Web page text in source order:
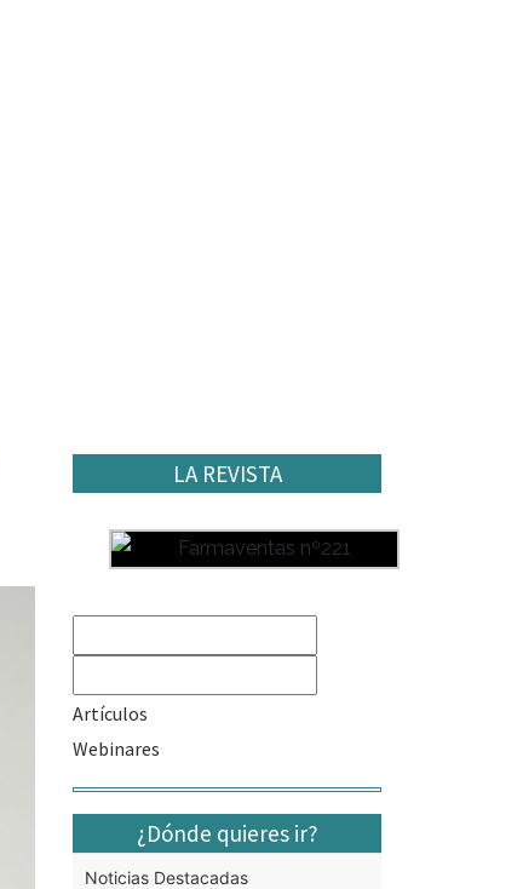
LA REVISTA
Artículos
Webinares
¿Dónde quieres ir?
Noticias Destacadas